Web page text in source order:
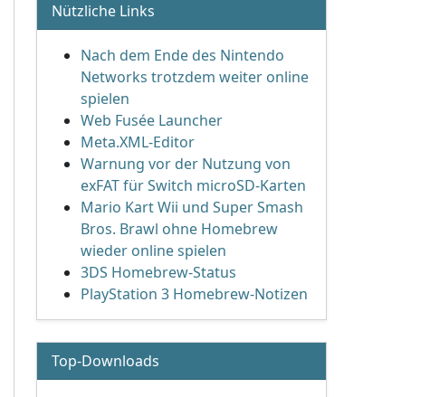
Nützliche Links
Nach dem Ende des Nintendo
Networks trotzdem weiter online
spielen
Web Fusée Launcher
Meta.XML-Editor
Warnung vor der Nutzung von
exFAT für Switch microSD-Karten
Mario Kart Wii und Super Smash
Bros. Brawl ohne Homebrew
wieder online spielen
3DS Homebrew-Status
PlayStation 3 Homebrew-Notizen
Top-Downloads